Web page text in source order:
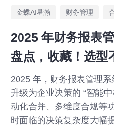
金蝶AI星瀚 财务管理
2025 年财务报表
盘点，收藏！选型
2025 年，财务报表管理系
升级为企业决策的 “智能
动化合并、多维度合规等
时面临的决策复杂度大